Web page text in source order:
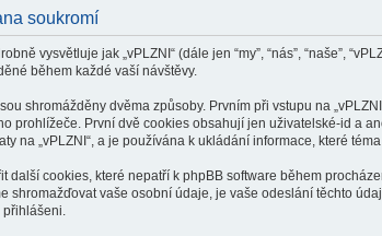
soukromí
vysvětluje jak „vPLZNI“ (dále jen “my”, “nás”, “naše”,
během každé vaší návštěvy.
shromážděny dvěma způsoby. Prvním při vstupu na
prohlížeče. První dvě cookies obsahují jen uživatelské-id a
na „vPLZNI“, a je používána k ukládání informace, které
další cookies, které nepatří k phpBB software během
shromažďovat vaše osobní údaje, je vaše odeslání těchto